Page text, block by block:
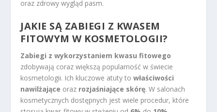
oraz zdrowy wygląd pasm.
JAKIE SĄ ZABIEGI Z KWASEM
FITOWYM W KOSMETOLOGII?
Zabiegi z wykorzystaniem kwasu fitowego
zdobywają coraz większą popularność w świecie
kosmetologii. Ich kluczowe atuty towłaściwości
nawilżające oraz rozjaśniające skórę. W salonach
kosmetycznych dostępnych jest wiele procedur, które